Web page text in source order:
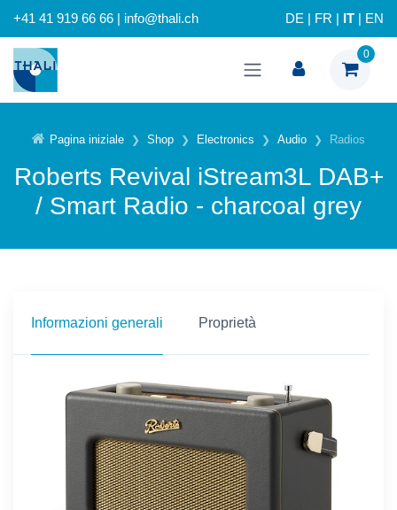
+41 41 919 66 66 | info@thali.ch DE FR IT EN
0
Pagina iniziale Shop Electronics Audio Radios
Roberts Revival iStream3L DAB+
/ Smart Radio - charcoal grey
Informazioni generali Proprietà